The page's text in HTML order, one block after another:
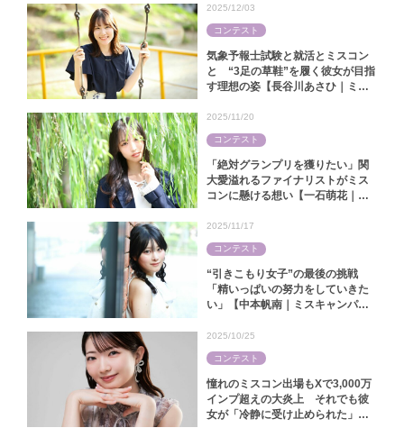
2025】
気象予報士試験と就活とミスコン
と “3足の草鞋”を履く彼女が目指
す理想の姿【長谷川あさひ｜ミス
2025/12/03
コンテスト
「絶対グランプリを獲りたい」関
大愛溢れるファイナリストがミス
コンに懸ける想い【一石萌花｜ミ
2025/11/20
コンテスト
“引きこもり女子”の最後の挑戦
「精いっぱいの努力をしていきた
い」【中本帆南｜ミスキャンパス
2025/11/17
コンテスト
憧れのミスコン出場もXで3,000万
インプ超えの大炎上 それでも彼
女が「冷静に受け止められた」ワ
2025/10/25
コンテスト